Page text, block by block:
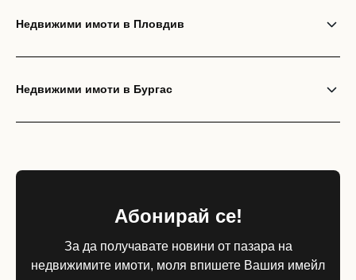
Недвижими имоти в Пловдив
Недвижими имоти в Бургас
Абонирай се!
За да получавате новини от пазара на
недвижимите имоти, моля впишете Вашия имейл